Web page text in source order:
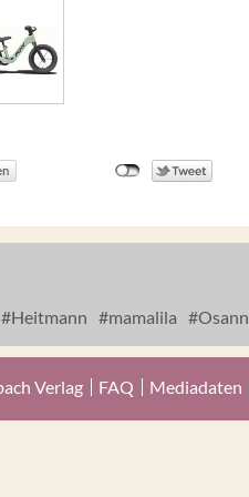
Heitmann mamalila Osann
Verlag FAQ Mediadaten